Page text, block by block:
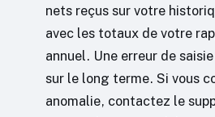
nets reçus sur votre
avec les totaux de votre
annuel. Une erreur de
sur le long terme. Si vous
anomalie, contactez le